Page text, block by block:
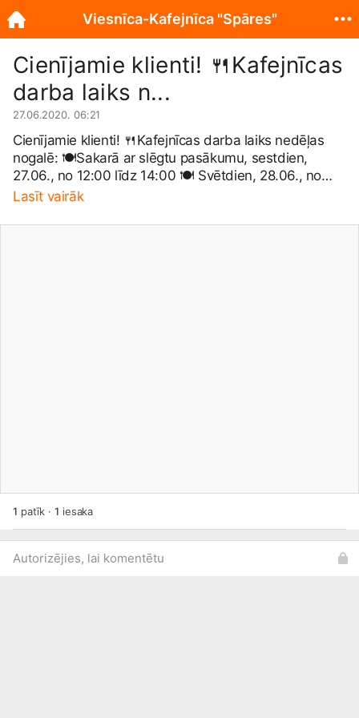
Cienījamie klienti! 🍴Kafejnīcas
darba laiks n...
27.06.2020. 06:21
Cienījamie klienti! 🍴Kafejnīcas darba laiks nedēļas
nogalē: 🍽Sakarā ar slēgtu pasākumu, sestdien,
27.06., no 12:00 līdz 14:00 🍽 Svētdien, 28.06., no
12:00 līdz 19:00! 🍽 Galdiņu rezervācijai zvanīt
IEGĀDĀTIES ARĪ LĪDZŅEMŠANAI! 🍽 Ja Jums ir
Lasīt vairāk
1 patīk ·1 iesaka
Autorizējies, lai komentētu
Viesnīca-Kafejnīca "Spāres"